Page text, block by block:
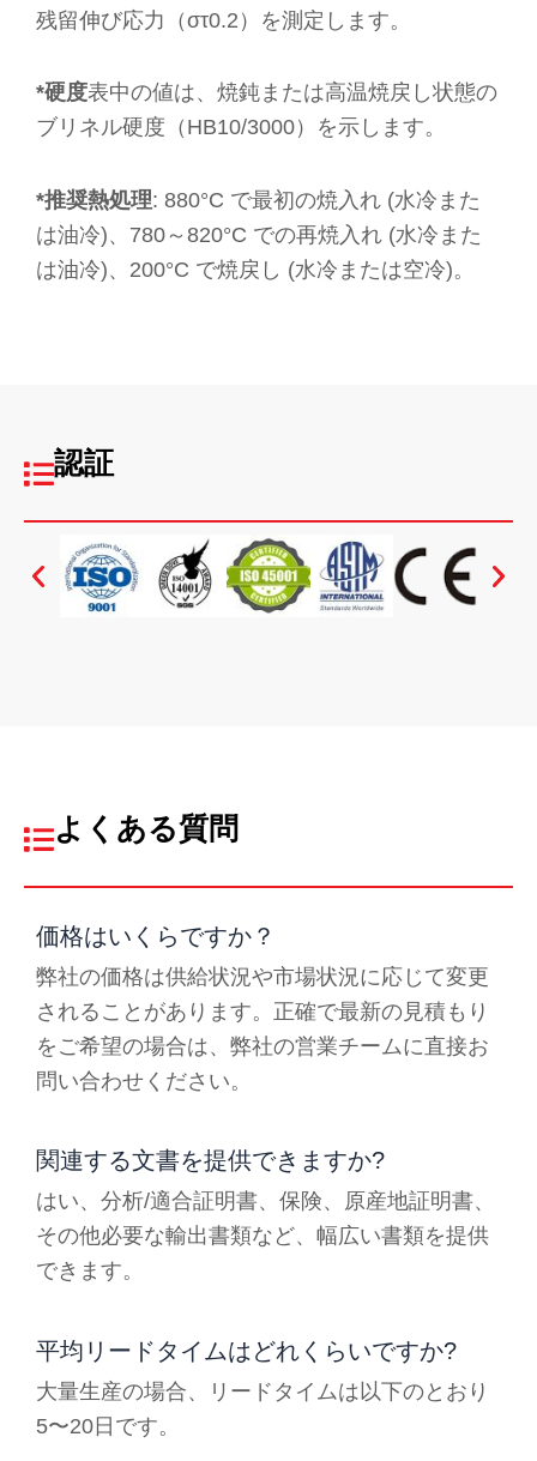
残留伸び応力（στ0.2）を測定します。
*硬度表中の値は、焼鈍または高温焼戻し状態の
ブリネル硬度（HB10/3000）を示します。
*推奨熱処理: 880°C で最初の焼入れ (水冷また
は油冷)、780～820°C での再焼入れ (水冷また
は油冷)、200°C で焼戻し (水冷または空冷)。
認証
よくある質問
価格はいくらですか？
弊社の価格は供給状況や市場状況に応じて変更
されることがあります。正確で最新の見積もり
をご希望の場合は、弊社の営業チームに直接お
問い合わせください。
関連する文書を提供できますか?
はい、分析/適合証明書、保険、原産地証明書、
その他必要な輸出書類など、幅広い書類を提供
できます。
平均リードタイムはどれくらいですか?
大量生産の場合、リードタイムは以下のとおり
5〜20日です。